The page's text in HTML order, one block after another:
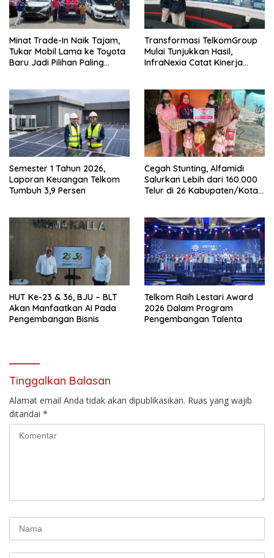
Minat Trade-In Naik Tajam,
Tukar Mobil Lama ke Toyota
Baru Jadi Pilihan Paling
Transformasi TelkomGroup
Mulai Tunjukkan Hasil,
InfraNexia Catat Kinerja
Semester 1 Tahun 2026,
Laporan Keuangan Telkom
Tumbuh 3,9 Persen
Cegah Stunting, Alfamidi
Salurkan Lebih dari 160.000
Telur di 26 Kabupaten/Kota
HUT Ke-23 & 36, BJU – BLT
Akan Manfaatkan AI Pada
Pengembangan Bisnis
Telkom Raih Lestari Award
2026 Dalam Program
Pengembangan Talenta
Tinggalkan Balasan
Alamat email Anda tidak akan dipublikasikan. Ruas yang wajib
ditandai *